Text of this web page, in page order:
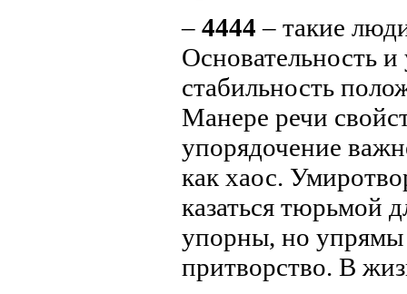
– 4444 – такие
Основательность
стабильность
Манере речи
упорядочение
как хаос.
казаться тюрьмой
упорны, но
притворство. В